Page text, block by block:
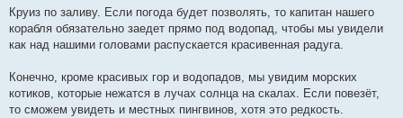
Круиз по заливу. Если погода будет позволять, то капитан нашего
корабля обязательно заедет прямо под водопад, чтобы мы увидели
как над нашими головами распускается красивенная радуга.
Конечно, кроме красивых гор и водопадов, мы увидим морских
котиков, которые нежатся в лучах солнца на скалах. Если повезёт,
то сможем увидеть и местных пингвинов, хотя это редкость.